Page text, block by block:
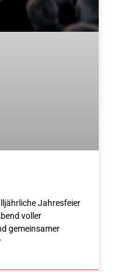
Jahresfeier
voller
gemeinsamer